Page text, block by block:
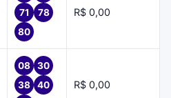
71
78
80
R$ 0,00
08
30
38
40
R$ 0,00